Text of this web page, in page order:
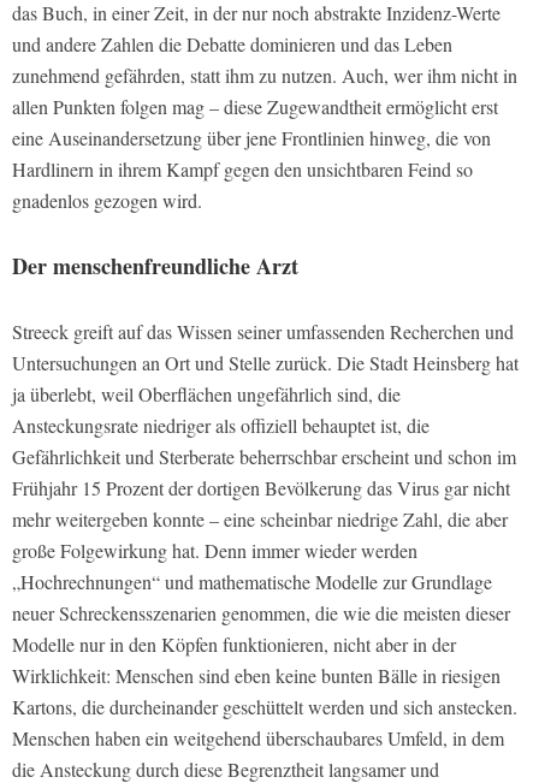
das Buch, in einer Zeit, in der nur noch abstrakte Inzidenz-Werte
und andere Zahlen die Debatte dominieren und das Leben
zunehmend gefährden, statt ihm zu nutzen. Auch, wer ihm nicht in
allen Punkten folgen mag – diese Zugewandtheit ermöglicht erst
eine Auseinandersetzung über jene Frontlinien hinweg, die von
Hardlinern in ihrem Kampf gegen den unsichtbaren Feind so
gnadenlos gezogen wird.
Der menschenfreundliche Arzt
Streeck greift auf das Wissen seiner umfassenden Recherchen und
Untersuchungen an Ort und Stelle zurück. Die Stadt Heinsberg hat
ja überlebt, weil Oberflächen ungefährlich sind, die
Ansteckungsrate niedriger als offiziell behauptet ist, die
Gefährlichkeit und Sterberate beherrschbar erscheint und schon im
Frühjahr 15 Prozent der dortigen Bevölkerung das Virus gar nicht
mehr weitergeben konnte – eine scheinbar niedrige Zahl, die aber
große Folgewirkung hat. Denn immer wieder werden
„Hochrechnungen“ und mathematische Modelle zur Grundlage
neuer Schreckensszenarien genommen, die wie die meisten dieser
Modelle nur in den Köpfen funktionieren, nicht aber in der
Wirklichkeit: Menschen sind eben keine bunten Bälle in riesigen
Kartons, die durcheinander geschüttelt werden und sich anstecken.
Menschen haben ein weitgehend überschaubares Umfeld, in dem
die Ansteckung durch diese Begrenztheit langsamer und